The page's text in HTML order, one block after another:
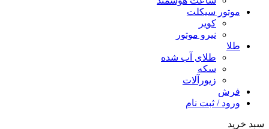
موتور سیکلت
کویر
نیرو موتور
طلا
طلای آب شده
سکه
زیورآلات
فرش
ورود / ثبت نام
سبد خرید